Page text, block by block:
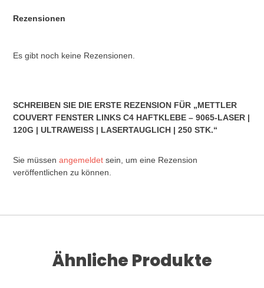
Rezensionen
Es gibt noch keine Rezensionen.
SCHREIBEN SIE DIE ERSTE REZENSION FÜR „METTLER
COUVERT FENSTER LINKS C4 HAFTKLEBE – 9065-LASER |
120G | ULTRAWEISS | LASERTAUGLICH | 250 STK.“
Sie müssenangemeldet sein, um eine Rezension
veröffentlichen zu können.
Ähnliche Produkte